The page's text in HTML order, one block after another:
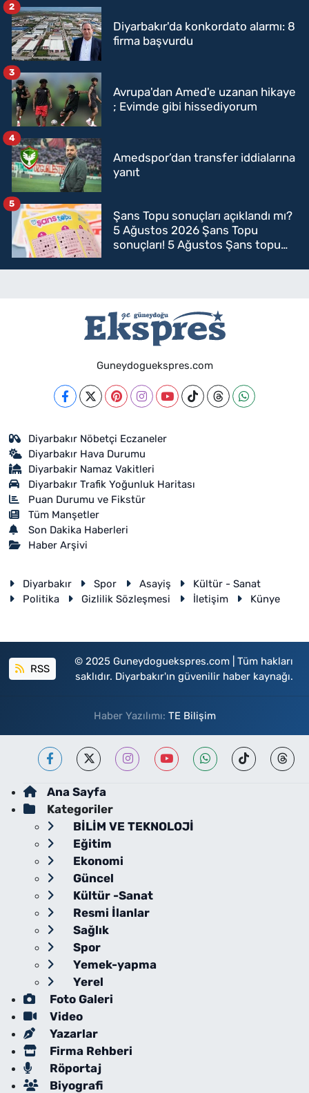
Diyarbakır'da konkordato alarmı: 8
firma başvurdu
2
Avrupa'dan Amed'e uzanan hikaye
; Evimde gibi hissediyorum
3
Amedspor’dan transfer iddialarına
yanıt
4
Şans Topu sonuçları açıklandı mı?
5 Ağustos 2026 Şans Topu
sonuçları! 5 Ağustos Şans topu
5
Guneydoguekspres.com
Diyarbakır Nöbetçi Eczaneler
Diyarbakır Hava Durumu
Diyarbakir Namaz Vakitleri
Diyarbakır Trafik Yoğunluk Haritası
Puan Durumu ve Fikstür
Tüm Manşetler
Son Dakika Haberleri
Haber Arşivi
Diyarbakır Spor Asayiş
Kültür - Sanat
Politika
Gizlilik Sözleşmesi İletişim Künye
RSS
© 2025 Guneydoguekspres.com | Tüm hakları
saklıdır. Diyarbakır'ın güvenilir haber kaynağı.
Haber Yazılımı: TE Bilişim
Ana Sayfa
Kategoriler
BİLİM VE TEKNOLOJİ
Eğitim
Ekonomi
Güncel
Kültür -Sanat
Resmi İlanlar
Sağlık
Spor
Yemek-yapma
Yerel
Foto Galeri
Video
Yazarlar
Firma Rehberi
Röportaj
Biyografi